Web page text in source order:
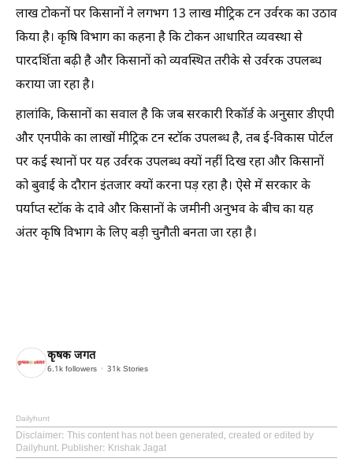
लाख टोकनों पर किसानों ने लगभग 13 लाख मीट्रिक टन उर्वरक का उठाव
किया है। कृषि विभाग का कहना है कि टोकन आधारित व्यवस्था से
पारदर्शिता बढ़ी है और किसानों को व्यवस्थित तरीके से उर्वरक उपलब्ध
कराया जा रहा है।
हालांकि, किसानों का सवाल है कि जब सरकारी रिकॉर्ड के अनुसार डीएपी
और एनपीके का लाखों मीट्रिक टन स्टॉक उपलब्ध है, तब ई-विकास पोर्टल
पर कई स्थानों पर यह उर्वरक उपलब्ध क्यों नहीं दिख रहा और किसानों
को बुवाई के दौरान इंतजार क्यों करना पड़ रहा है। ऐसे में सरकार के
पर्याप्त स्टॉक के दावे और किसानों के जमीनी अनुभव के बीच का यह
अंतर कृषि विभाग के लिए बड़ी चुनौती बनता जा रहा है।
कृषक जगत
6.1k followers 31k Stories
Dailyhunt
Disclaimer: This content has not been generated, created or edited by
Dailyhunt. Publisher: Krishak Jagat